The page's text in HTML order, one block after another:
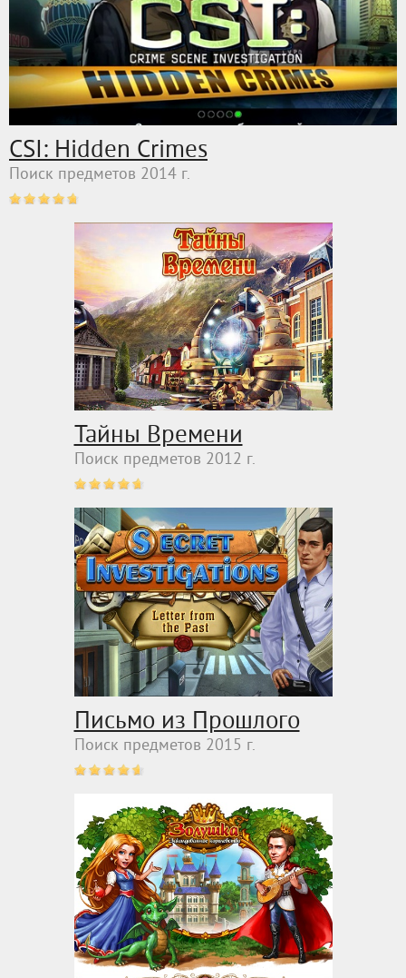
CSI: Hidden Crimes
Поиск предметов 2014 г.
Тайны Времени
Поиск предметов 2012 г.
Письмо из Прошлого
Поиск предметов 2015 г.